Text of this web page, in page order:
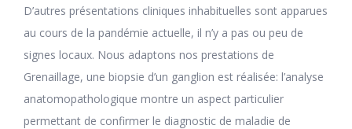
D’autres présentations cliniques inhabituelles sont apparues
au cours de la pandémie actuelle, il n’y a pas ou peu de
signes locaux. Nous adaptons nos prestations de
Grenaillage, une biopsie d’un ganglion est réalisée: l’analyse
anatomopathologique montre un aspect particulier
permettant de confirmer le diagnostic de maladie de